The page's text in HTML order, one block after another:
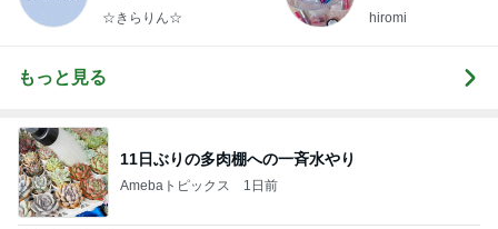
らりん☆のブログ
☆きらりん☆ hiromi
もっと見る
11日ぶりの多肉棚への一斉水やり
Amebaトピックス 1日前